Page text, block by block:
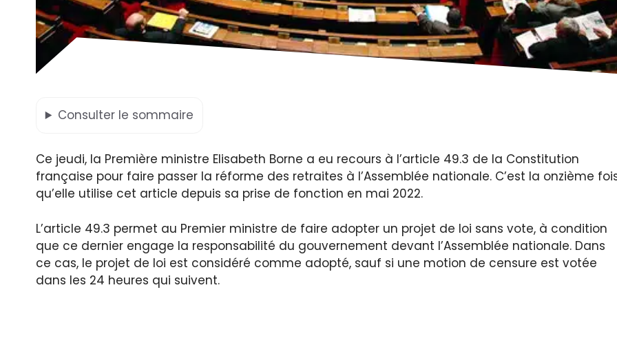
Consulter le sommaire
Ce jeudi, la Première ministre Elisabeth Borne a eu recours à l’article 49.3 de la Constitution
française pour faire passer la réforme des retraites à l’Assemblée nationale. C’est la onzième
qu’elle utilise cet article depuis sa prise de fonction en mai 2022.
L’article 49.3 permet au Premier ministre de faire adopter un projet de loi sans vote, à condition
que ce dernier engage la responsabilité du gouvernement devant l’Assemblée nationale. Dans
ce cas, le projet de loi est considéré comme adopté, sauf si une motion de censure est votée
dans les 24 heures qui suivent.